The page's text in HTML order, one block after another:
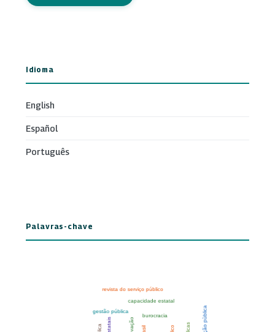
Idioma
English
Español
Português
Palavras-chave